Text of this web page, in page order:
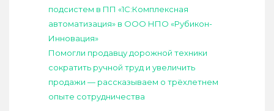
подсистем в ПП «1С:Комплексная
автоматизация» в ООО НПО «Рубикон-
Инновация»
Помогли продавцу дорожной техники
сократить ручной труд и увеличить
продажи — рассказываем о трёхлетнем
опыте сотрудничества